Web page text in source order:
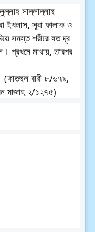
সাল্লাল্লাহু
ইখলাস, সূরা ফালাক ও
সমস্ত শরীরে যত দূর
প্রথমে মাথায়, তারপর
(ফাতহুল বারী ৮/৬৭৯,
মাজাহ ২/১২৭৫)